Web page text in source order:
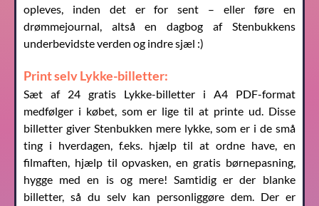
opleves, inden det er for sent – eller føre en
drømmejournal, altså en dagbog af Stenbukkens
underbevidste verden og indre sjæl :)
Print selv Lykke-billetter:
Sæt af 24 gratis Lykke-billetter i A4 PDF-format
medfølger i købet, som er lige til at printe ud. Disse
billetter giver Stenbukken mere lykke, som er i de små
ting i hverdagen, f.eks. hjælp til at ordne have, en
filmaften, hjælp til opvasken, en gratis børnepasning,
hygge med en is og mere! Samtidig er der blanke
billetter, så du selv kan personliggøre dem. Der er